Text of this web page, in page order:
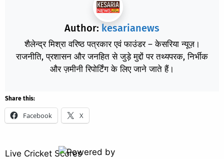
Author: kesarianews
शैलेन्द्र मिश्रा वरिष्ठ पत्रकार एवं फाउंडर – केसरिया न्यूज़।
राजनीति, प्रशासन और जनहित से जुड़े मुद्दों पर तथ्यपरक, निर्भीक
और ज़मीनी रिपोर्टिंग के लिए जाने जाते हैं।
Share this:
Facebook X
Live Cricket Scores